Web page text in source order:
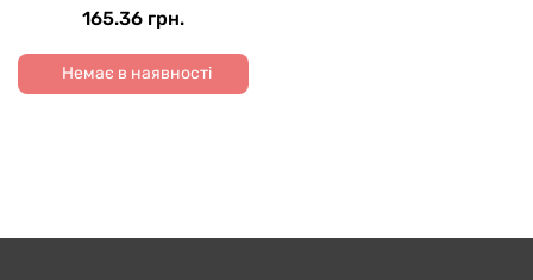
165.36 грн.
Немає в наявності